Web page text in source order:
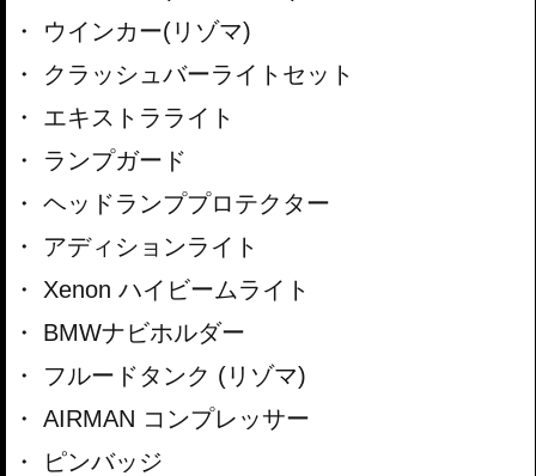
ウインカー(リゾマ)
クラッシュバーライトセット
エキストラライト
ランプガード
ヘッドランププロテクター
アディションライト
Xenon ハイビームライト
BMWナビホルダー
フルードタンク (リゾマ)
AIRMAN コンプレッサー
ピンバッジ